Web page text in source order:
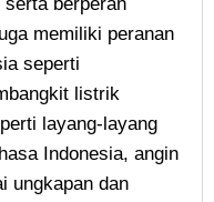
memiliki peranan
seperti
listrik
layang-layang
Indonesia, angin
ungkapan dan